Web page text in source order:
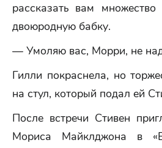
рассказать вам
двоюродную бабку.
— Умоляю вас, Морри, не
Гилли покраснела, но
на стул, который подал ей
После встречи Стивен
Мориса Майклджона в